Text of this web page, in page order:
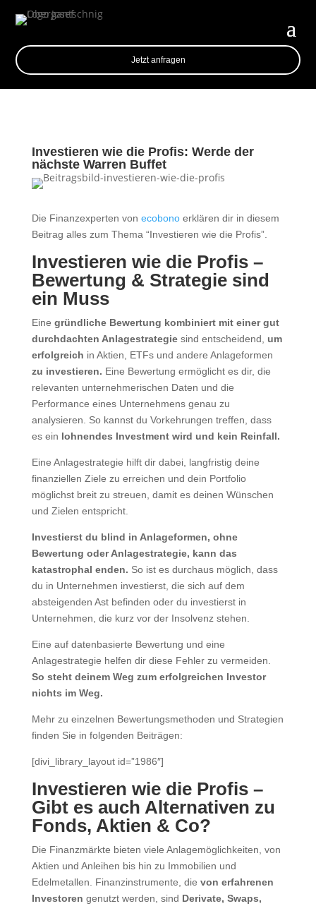
Jetzt anfragen
Investieren wie die Profis: Werde der
nächste Warren Buffet
Die Finanzexperten von ecobonoerklären dir in diesem
Beitrag alles zum Thema “Investieren wie die Profis”.
Investieren wie die Profis –
Bewertung & Strategie sind
ein Muss
Eine gründliche Bewertung kombiniert mit einer gut
durchdachten Anlagestrategiesind entscheidend,
um
erfolgreich in Aktien, ETFs und andere Anlageformen
zu investieren. Eine Bewertung ermöglicht es dir, die
relevanten unternehmerischen Daten und die
Performance eines Unternehmens genau zu
analysieren. So kannst du Vorkehrungen treffen, dass
es ein lohnendes Investment wird und kein Reinfall.
Eine Anlagestrategie hilft dir dabei, langfristig deine
finanziellen Ziele zu erreichen und dein Portfolio
möglichst breit zu streuen, damit es deinen Wünschen
und Zielen entspricht.
Investierst du blind in Anlageformen, ohne
Bewertung oder Anlagestrategie, kann das
katastrophal enden. So ist es durchaus möglich, dass
du in Unternehmen investierst, die sich auf dem
absteigenden Ast befinden oder du investierst in
Unternehmen, die kurz vor der Insolvenz stehen.
Eine auf datenbasierte Bewertung und eine
Anlagestrategie helfen dir diese Fehler zu vermeiden.
So steht deinem Weg zum erfolgreichen Investor
nichts im Weg.
Mehr zu einzelnen Bewertungsmethoden und Strategien
finden Sie in folgenden Beiträgen:
[divi_library_layout id=”1986″]
Investieren wie die Profis –
Gibt es auch Alternativen zu
Fonds, Aktien & Co?
Die Finanzmärkte bieten viele Anlagemöglichkeiten, von
Aktien und Anleihen bis hin zu Immobilien und
Edelmetallen. Finanzinstrumente, die von erfahrenen
Investoren genutzt werden, sind Derivate, Swaps,